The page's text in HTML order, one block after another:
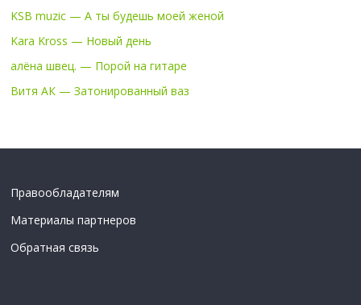
KSB muzic — А ты будешь моей женой
Kara Kross — Новый день
алёна швец. — Порой на гитаре
Витя АК — Затонированный ваз
Правообладателям
Материалы партнеров
Обратная связь